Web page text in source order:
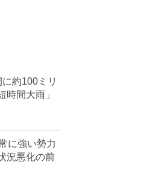
約100ミリ
間大雨」
に強い勢力
況悪化の前